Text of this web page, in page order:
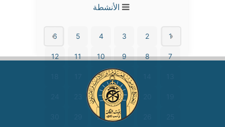
الأنشطة
1
2
3
4
5
6
7
8
9
10
11
12
15
16
21
22
27
28